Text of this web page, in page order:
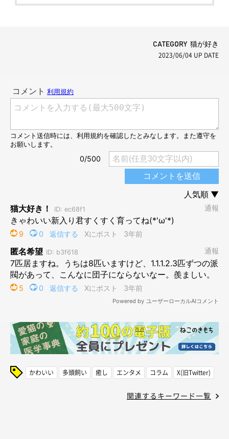
CATEGORY 猫が好き
2023/06/04 UP DATE
かわいい 多頭飼い 癒し エンタメ コラム X(旧Twitter)
関連するキーワード一覧